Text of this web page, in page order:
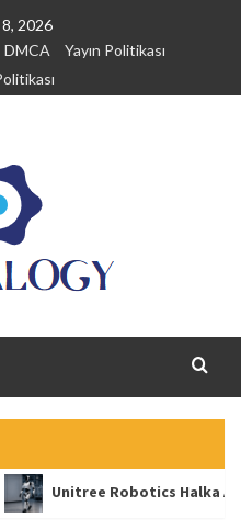
2026
DMCA
Yayın Politikası
Robotics Halka Arz Sürecini